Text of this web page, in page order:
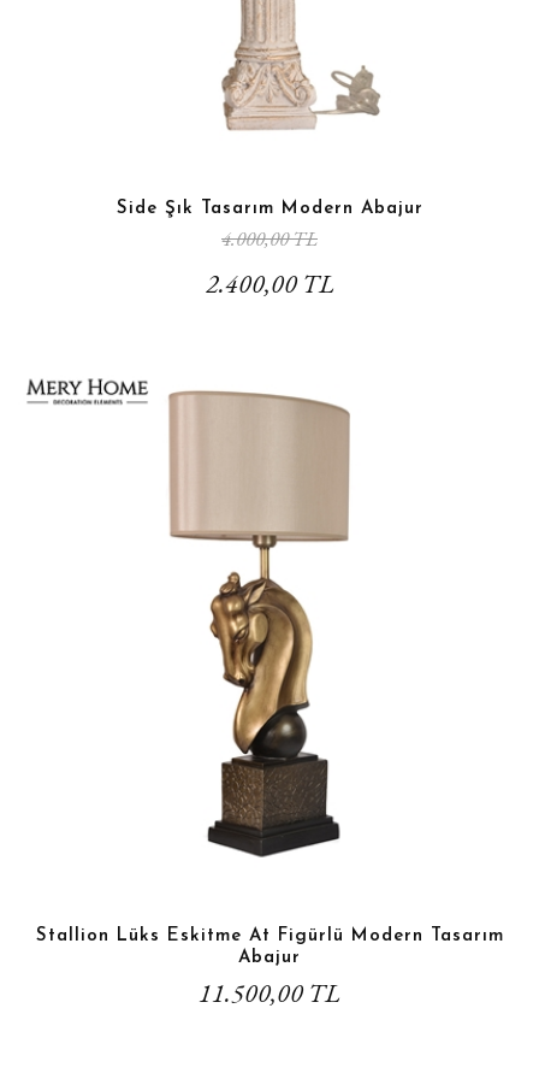
Side Şık Tasarım Modern Abajur
4.000,00 TL
2.400,00 TL
Stallion Lüks Eskitme At Figürlü Modern Tasarım
Abajur
11.500,00 TL